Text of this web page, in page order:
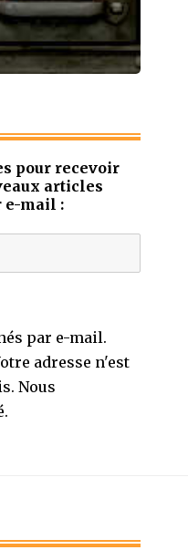
pour recevoir
articles
e-mail :
par e-mail.
adresse n'est
Nous